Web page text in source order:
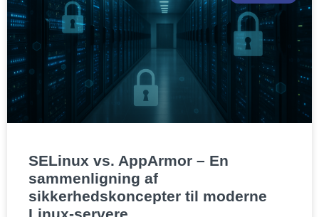
SELinux vs. AppArmor – En
sammenligning af
sikkerhedskoncepter til moderne
Linux-servere